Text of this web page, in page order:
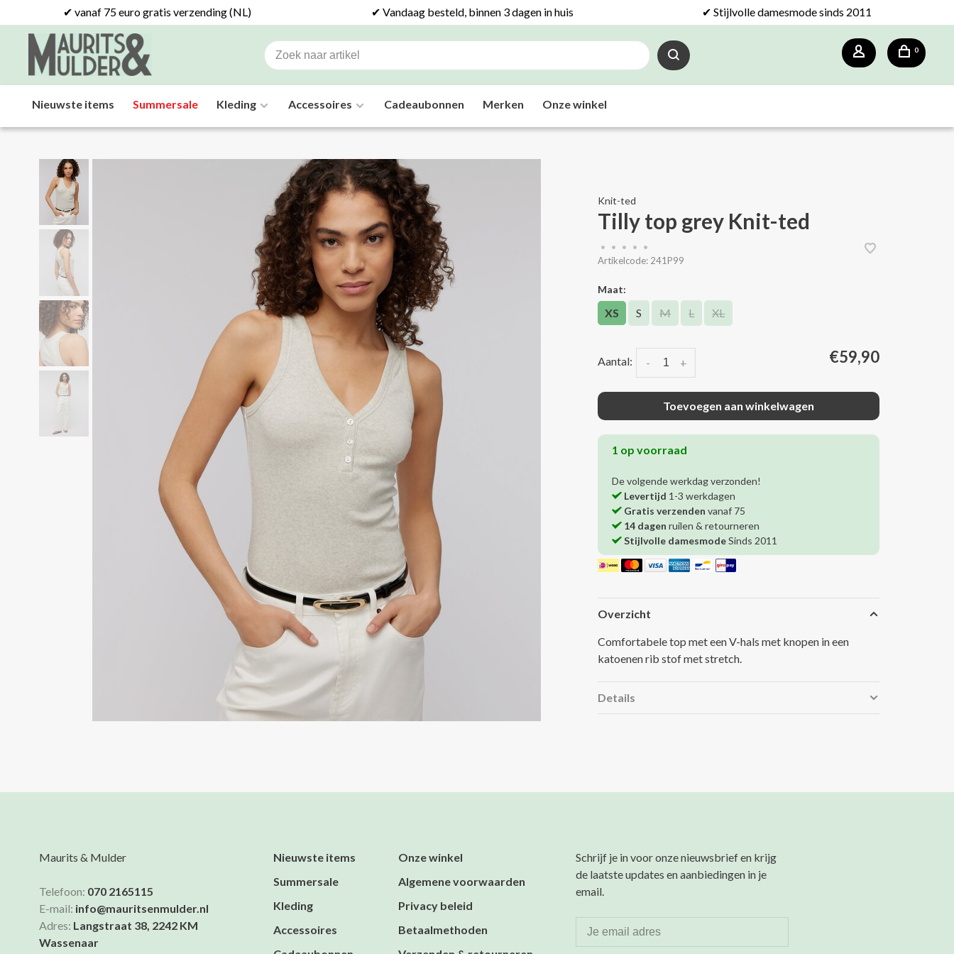
✔ vanaf 75 euro gratis verzending (NL) ✔ Vandaag besteld, binnen 3 dagen in huis ✔ Stijlvolle damesmode sinds 2011
0
Nieuwste items Summersale Kleding Accessoires Cadeaubonnen Merken Onze winkel
Knit-ted
Tilly top grey Knit-ted
• • • •
•
Artikelcode: 241P99
Maat:
XS S M L XL
Aantal: +
- €59,90
Toevoegen aan winkelwagen
1 op voorraad
De volgende werkdag verzonden!
Levertijd 1-3 werkdagen
Gratis verzenden vanaf 75
14 dagen ruilen & retourneren
Stijlvolle damesmodeSinds 2011
Overzicht
Comfortabele top met een V-hals met knopen in een
katoenen rib stof met stretch.
Details
Maurits & Mulder
Telefoon: 070 2165115
E-mail: info@mauritsenmulder.nl
Adres: Langstraat 38, 2242 KM
Wassenaar
Nieuwste items
Summersale
Kleding
Accessoires
Onze winkel
Algemene voorwaarden
Privacy beleid
Betaalmethoden
Schrijf je in voor onze nieuwsbrief en krijg
de laatste updates en aanbiedingen in je
email.